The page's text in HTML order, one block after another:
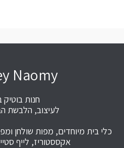
Naomy
חנות בוטיק
לעיצוב, הלבשת
כלי בית מיוחדים, מפות שולחן
אקססטוריז, לייף